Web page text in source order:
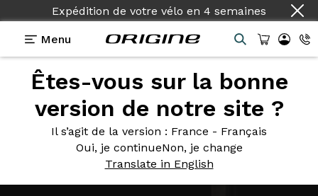
Expédition de votre vélo en 4 semaines
Menu
Êtes-vous sur la bonne
version de notre site ?
Il s’agit de la version : France - Français
Oui, je continueNon, je change
Translate in English
Photos> Vélo de course Orgine Axxome 350 Rouge GT
Vélo decourse Orgine
Axxome 350 Rouge GT